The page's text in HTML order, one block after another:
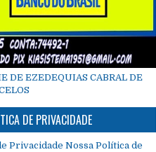
DE EZEDEQUIAS CABRAL DE
DE PRIVACIDADE
Privacidade Nossa Política de